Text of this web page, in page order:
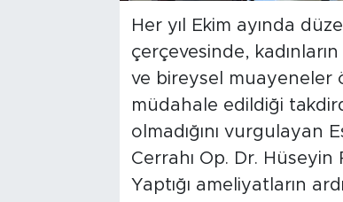
Her yıl Ekim ayında
çerçevesinde,
ve bireysel muayeneler
müdahale edildiği
olmadığını vurgulayan
Cerrahı Op. Dr.
Yaptığı ameliyatların